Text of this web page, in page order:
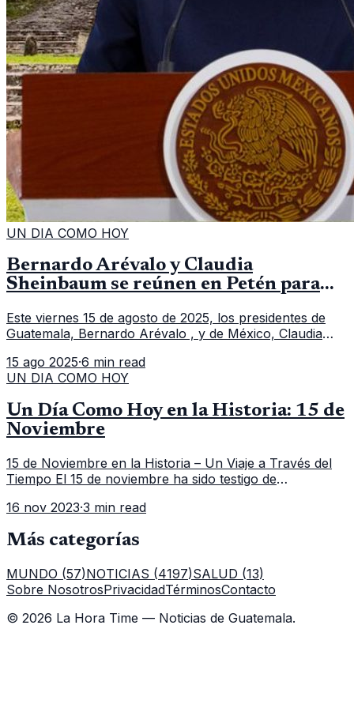
UN DIA COMO HOY
Bernardo Arévalo y Claudia
Sheinbaum se reúnen en Petén para
Este viernes 15 de agosto de 2025, los presidentes de
Guatemala, Bernardo Arévalo , y de México, Claudia
el Comando Aéreo del
15 ago 2025·6 min read
UN DIA COMO HOY
Un Día Como Hoy en la Historia: 15 de
Noviembre
15 de Noviembre en la Historia – Un Viaje a Través del
Tiempo El 15 de noviembre ha sido testigo de
historia. Desde descubrimiento
16 nov 2023·3 min read
Más categorías
MUNDO (57)NOTICIAS (4197)SALUD (13)
Sobre NosotrosPrivacidadTérminosContacto
© 2026 La Hora Time — Noticias de Guatemala.